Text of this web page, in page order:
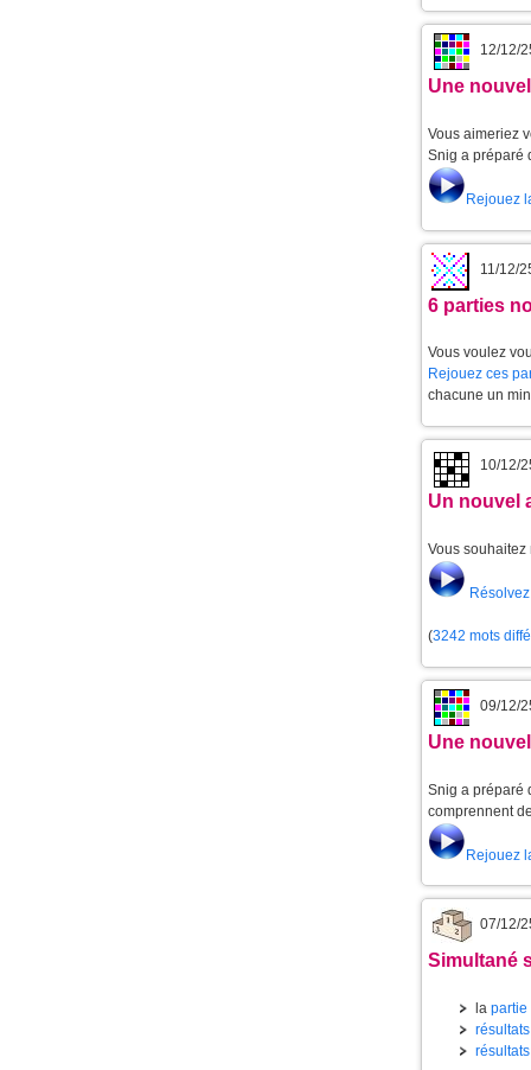
12/12/
Une
Vous aimeriez
Snig a préparé
Rejouez
11/12/
6 parties
Vous voulez
Rejouez ces
chacune un
10/12/
Un nouvel
Vous souhaitez
(3242 mots
09/12/
Une
Snig a préparé
comprennent
Rejouez
07/12/
Simultané
la partie